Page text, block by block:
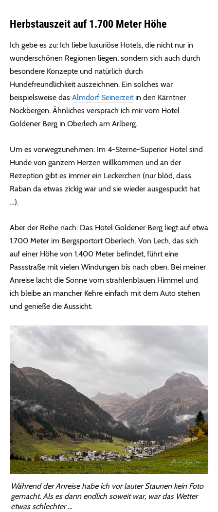
Herbstauszeit auf 1.700 Meter Höhe
Ich gebe es zu: Ich liebe luxuriöse Hotels, die nicht nur in
wunderschönen Regionen liegen, sondern sich auch durch
besondere Konzepte und natürlich durch
Hundefreundlichkeit auszeichnen. Ein solches war
beispielsweise das Almdorf Seinerzeitin den Kärntner
Nockbergen. Ähnliches versprach ich mir vom Hotel
Goldener Berg in Oberlech am Arlberg.
Um es vorwegzunehmen: Im 4-Sterne-Superior Hotel sind
Hunde von ganzem Herzen willkommen und an der
Rezeption gibt es immer ein Leckerchen (nur blöd, dass
Raban da etwas zickig war und sie wieder ausgespuckt hat
…).
Aber der Reihe nach: Das Hotel Goldener Berg liegt auf etwa
1.700 Meter im Bergsportort Oberlech. Von Lech, das sich
auf einer Höhe von 1.400 Meter befindet, führt eine
Passstraße mit vielen Windungen bis nach oben. Bei meiner
Anreise lacht die Sonne vom strahlenblauen Himmel und
ich bleibe an mancher Kehre einfach mit dem Auto stehen
und genieße die Aussicht.
Während der Anreise habe ich vor lauter Staunen kein Foto
gemacht. Als es dann endlich soweit war, war das Wetter
etwas schlechter …